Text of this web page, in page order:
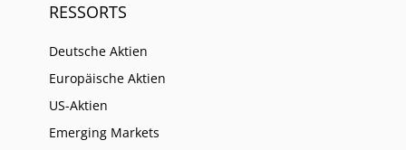
RESSORTS
Deutsche Aktien
Europäische Aktien
US-Aktien
Emerging Markets